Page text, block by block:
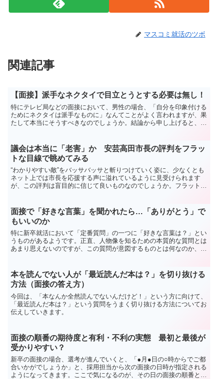
マスコミ就活のツボ
関連記事
【面接】派手なネクタイで目立とうとする必要は無し！
特にテレビ局などの面接において、男性の場合、「自分を印象付ける
ためにネクタイは派手なものに」なんてことがよく言われますが、果
たして本当にそうすべきなのでしょうか。結論から申し上げると、
議会は本当に「老害」か 安芸高田市長の評判をフラッ
トな目線で眺めてみる
“わかりやすい敵”をバッサバッサと斬りつけていく姿に、少なくとも
ネット上では市長を応援する声に溢れているように見受けられます
が、この評判は盲目的に信じて良いものなのでしょうか。フラットな
面接で「好きな言葉」を聞かれたら…「ありがとう」で
もいいのか
特に新卒就活において「定番質問」の一つに「好きな言葉は？」とい
うものがあるようです。正直、人物像を知るための本質的な質問とは
あまり思えないのですが、この質問が意図するものとは何なのか、そ
本を読んでない人が「最近読んだ本は？」を切り抜ける
方法（面接の答え方）
今回は、「本なんか全然読んでないんだけど！」という方に向けて、
「最近読んだ本は？」という質問をうまく切り抜ける方法についてお
伝えしていきます。
面接の順番の期待度と有利・不利の実態 最初と最後が
受かりやすい？
新卒の面接の場合、選考が進んでいくと、「●月●日の○時からでご都
合いかがでしょうか」と、採用担当から次の面接の日時が指定される
ようになってきます。ここで気になるのが、その日の面接の順番とし